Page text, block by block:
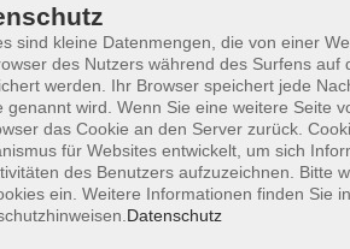
sind kleine Datenmengen, die von einer
des Nutzers während des Surfens auf
werden. Ihr Browser speichert jede
genannt wird. Wenn Sie eine weitere Seite
das Cookie an den Server zurück.
für Websites entwickelt, um sich
des Benutzers aufzuzeichnen. Bitte
ein. Weitere Informationen finden Sie
Datenschutz